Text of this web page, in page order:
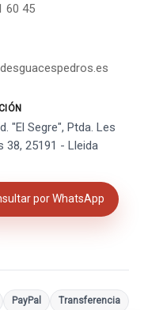
60 45
"El Segre", Ptda. Les
38, 25191 - Lleida
por WhatsApp
PayPal Transferencia